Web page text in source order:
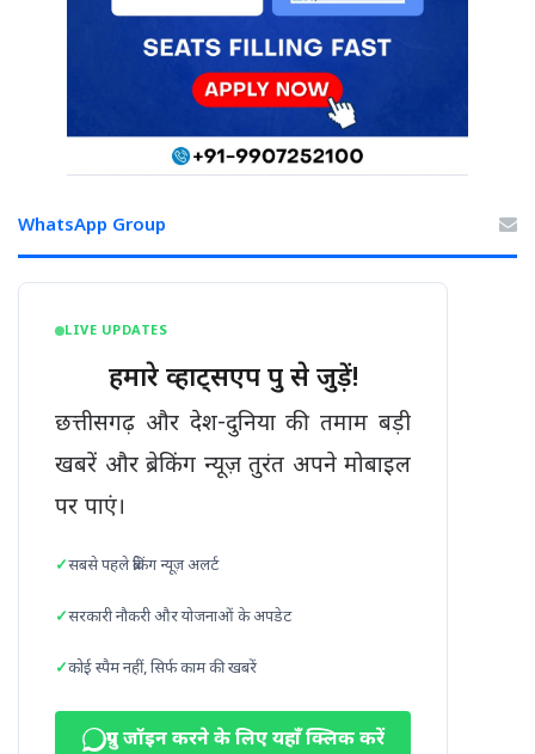
WhatsApp Group
LIVE UPDATES
हमारे व्हाट्सएप ग्रुप से जुड़ें!
छत्तीसगढ़ और देश-दुनिया की तमाम बड़ी
खबरें और ब्रेकिंग न्यूज़ तुरंत अपने मोबाइल
पर पाएं।
सबसे पहले ब्रेकिंग न्यूज़ अलर्ट
सरकारी नौकरी और योजनाओं के अपडेट
कोई स्पैम नहीं, सिर्फ काम की खबरें
ग्रुप जॉइन करने के लिए यहाँ क्लिक करें